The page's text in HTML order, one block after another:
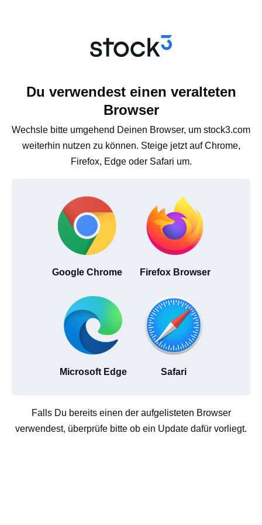
Du verwendest einen veralteten
Browser
Wechsle bitte umgehend Deinen Browser, um stock3.com
weiterhin nutzen zu können. Steige jetzt auf Chrome,
Firefox, Edge oder Safari um.
Google Chrome Firefox Browser
Microsoft Edge Safari
Falls Du bereits einen der aufgelisteten Browser
verwendest, überprüfe bitte ob ein Update dafür vorliegt.